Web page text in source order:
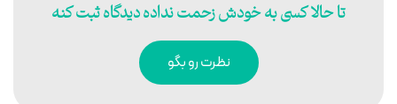
تا حالا کسی به خودش زحمت نداده دیدگاه ثبت کنه
نظرت رو بگو